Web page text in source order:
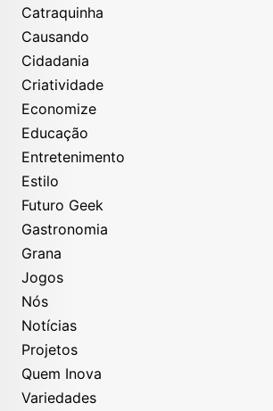
Catraquinha
Causando
Cidadania
Criatividade
Economize
Educação
Entretenimento
Estilo
Futuro Geek
Gastronomia
Grana
Jogos
Nós
Notícias
Projetos
Quem Inova
Variedades